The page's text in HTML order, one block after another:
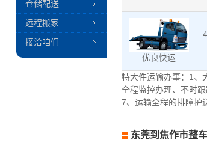
优良快运
特大件运输办事：1、
全程监控办理、不时
7、运输全程的排障护
东莞到焦作市整
仓储配送
远程搬家
接洽咱们